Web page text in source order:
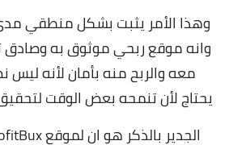
وهذا الأمر يثبت بشكل منطقي
وانه موقع ربحي موثوق به وصادق
معه والربح منه بأمان لأنه ليس
يحتاج لأن تنمحه بعض الوقت لتحقيق